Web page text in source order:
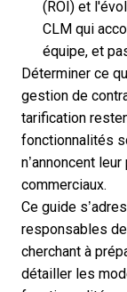
(ROI) et
CLM qui
équipe, et
Déterminer ce
gestion de
tarification
fonctionnalités
n’annoncent
commerciaux.
Ce guide
responsables
cherchant à
détailler les